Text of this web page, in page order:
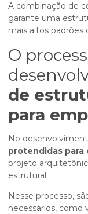
A combinação de
garante uma
mais altos padrões
O
de
para
No
protendidas para
projeto
estrutural.
Nesse processo,
necessários, como